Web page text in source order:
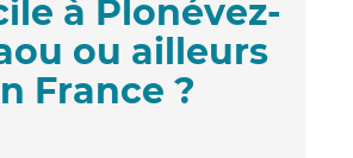
à Plonévez-
ou ailleurs
France ?